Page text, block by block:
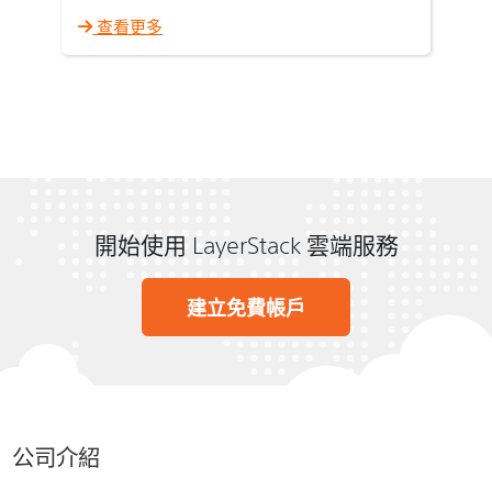
查看更多
開始使用 LayerStack 雲端服務
建立免費帳戶
公司介紹